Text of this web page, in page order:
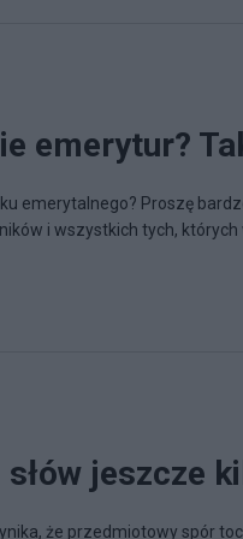
emerytur?
emerytalnego? Proszę
i wszystkich tych, których
jeszcze
że przedmiotowy spór